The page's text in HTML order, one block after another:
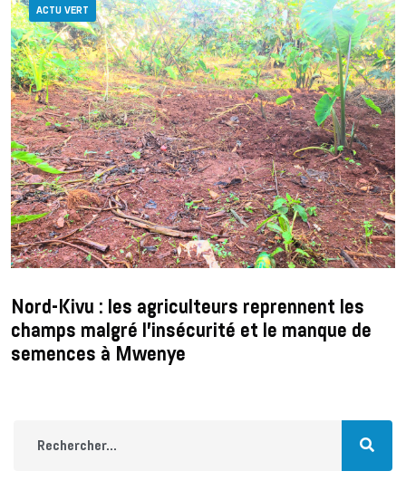
ACTU VERT
Nord-Kivu : les agriculteurs reprennent les
champs malgré l’insécurité et le manque de
semences à Mwenye